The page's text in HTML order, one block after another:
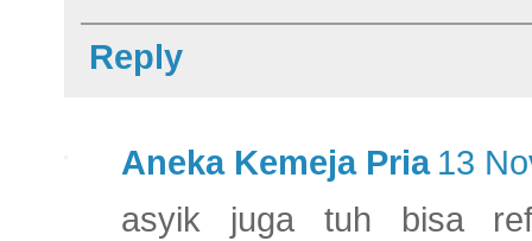
Reply
Aneka Kemeja Pria 13
asyik juga tuh bisa